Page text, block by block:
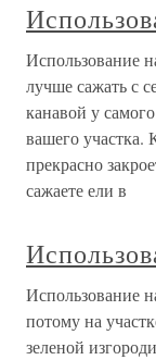
Использование
лучше сажать с
канавой у
вашего участка.
прекрасно
сажаете ели в
Использование
потому на
зеленой